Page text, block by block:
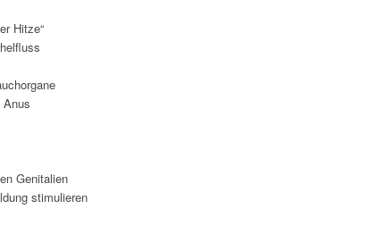
Hitze“
Genitalien
stimulieren